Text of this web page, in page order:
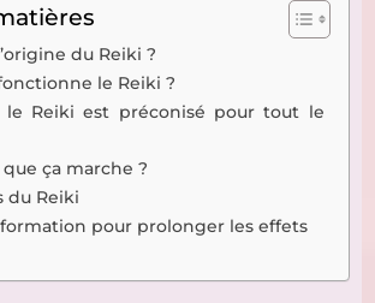
du Reiki ?
le Reiki ?
le Reiki est préconisé pour tout le
que ça marche ?
du Reiki
pour prolonger les effets